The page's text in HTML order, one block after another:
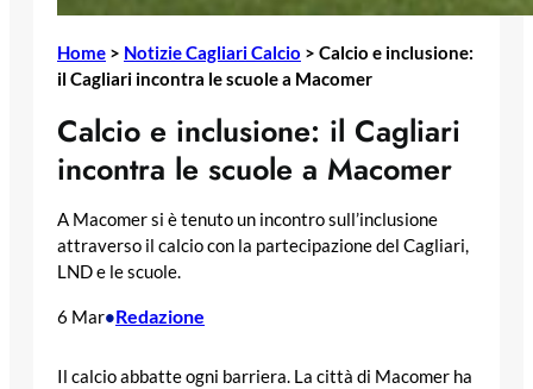
Home > Notizie Cagliari Calcio > Calcio e inclusione:
il Cagliari incontra le scuole a Macomer
Calcio e inclusione: il Cagliari
incontra le scuole a Macomer
A Macomer si è tenuto un incontro sull’inclusione
attraverso il calcio con la partecipazione del Cagliari,
LND e le scuole.
6 Mar•Redazione
Il calcio abbatte ogni barriera. La città di Macomer ha